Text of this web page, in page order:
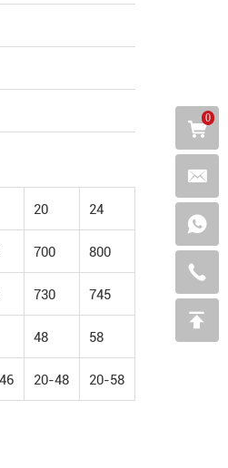
20 24
700 800
730 745
48 58
20-48 20-58
0